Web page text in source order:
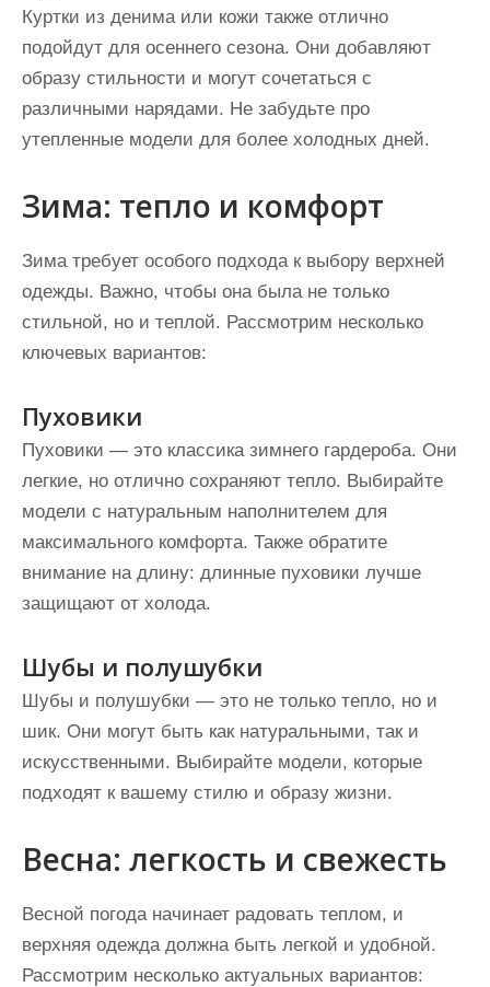
Куртки из денима или кожи также отлично
подойдут для осеннего сезона. Они добавляют
образу стильности и могут сочетаться с
различными нарядами. Не забудьте про
утепленные модели для более холодных дней.
Зима: тепло и комфорт
Зима требует особого подхода к выбору верхней
одежды. Важно, чтобы она была не только
стильной, но и теплой. Рассмотрим несколько
ключевых вариантов:
Пуховики
Пуховики — это классика зимнего гардероба. Они
легкие, но отлично сохраняют тепло. Выбирайте
модели с натуральным наполнителем для
максимального комфорта. Также обратите
внимание на длину: длинные пуховики лучше
защищают от холода.
Шубы и полушубки
Шубы и полушубки — это не только тепло, но и
шик. Они могут быть как натуральными, так и
искусственными. Выбирайте модели, которые
подходят к вашему стилю и образу жизни.
Весна: легкость и свежесть
Весной погода начинает радовать теплом, и
верхняя одежда должна быть легкой и удобной.
Рассмотрим несколько актуальных вариантов: